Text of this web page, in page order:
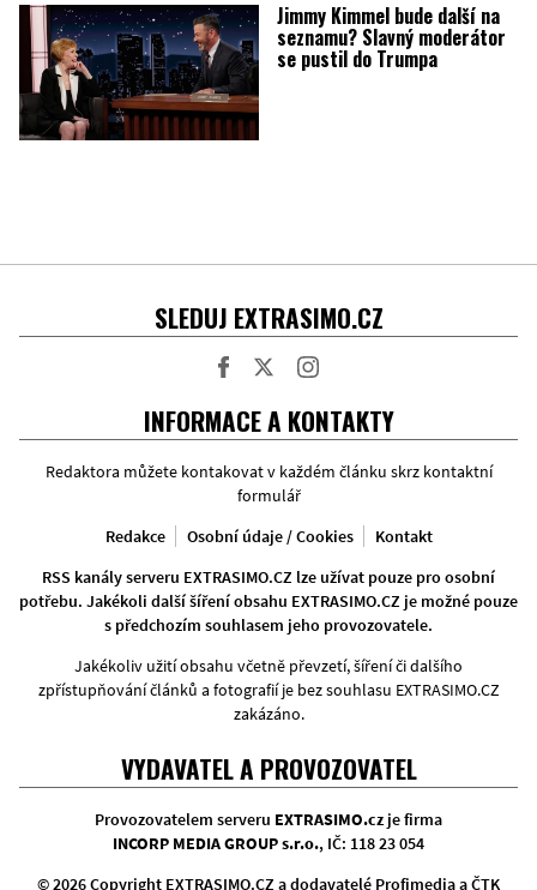
Jimmy Kimmel bude další na
seznamu? Slavný moderátor
se pustil do Trumpa
SLEDUJ EXTRASIMO.CZ
INFORMACE A KONTAKTY
Redaktora můžete kontakovat v každém článku skrz kontaktní
formulář
Redakce
Osobní údaje / Cookies
Kontakt
RSS kanály serveru EXTRASIMO.CZ lze užívat pouze pro osobní
potřebu. Jakékoli další šíření obsahu EXTRASIMO.CZ je možné pouze
s předchozím souhlasem jeho provozovatele.
Jakékoliv užití obsahu včetně převzetí, šíření či dalšího
zpřístupňování článků a fotografií je bez souhlasu EXTRASIMO.CZ
zakázáno.
VYDAVATEL A PROVOZOVATEL
Provozovatelem serveru EXTRASIMO.czje firma
INCORP MEDIA GROUP s.r.o., IČ: 118 23 054
© 2026 Copyright EXTRASIMO.CZ a dodavatelé Profimedia a ČTK